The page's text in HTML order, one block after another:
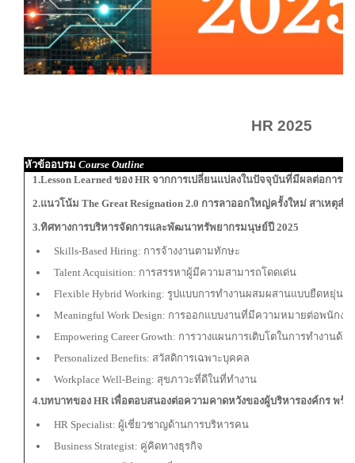
HR 2025
หัวข้ออบรม Course Outline
1.Lesson Learned ของ HR จากการเปลี่ยนแปลงในปัจจุบันที่มีผลต่อการ
2.แนวโน้ม The Great Resignation 2.0 การลาออกใหญ่ครั้งใหม่ สาเหตุส
3.ทิศทางการบริหารจัดการและพัฒนาทรัพยากรมนุษย์ปี 2025
Skills-Based Hiring: การจ้างงานตามทักษะ
Talent Acquisition: การสรรหาผู้มีความสามารถโดดเด่น
Flexible Hybrid Working: รูปแบบการทำงานผสมผสานแบบยืดหยุ่น
Meaningful Work Design: การออกแบบงานที่มีความหมายต่อพนักงา
Empowering Career Growth: การวางแผนการเติบโตในการทำงานด้ว
Personalized Benefits: สวัสดิการเฉพาะบุคคล
Workplace Well-Being: สุขภาวะที่ดีในที่ทำงาน
4.บทบาทของ HR เพื่อตอบสนองต่อความคาดหวังของผู้บริหารองค์กร พร้
HR Specialist: ผู้เชี่ยวชาญด้านการบริหารคน
Business Strategist: คู่คิดทางธุรกิจ